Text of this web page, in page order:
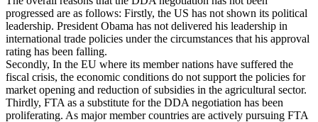
progressed are as follows: Firstly, the US has not shown its political
leadership. President Obama has not delivered his leadership in
international trade policies under the circumstances that his approval
rating has been falling.
Secondly, In the EU where its member nations have suffered the
fiscal crisis, the economic conditions do not support the policies for
market opening and reduction of subsidies in the agricultural sector.
Thirdly, FTA as a substitute for the DDA negotiation has been
proliferating. As major member countries are actively pursuing FTA